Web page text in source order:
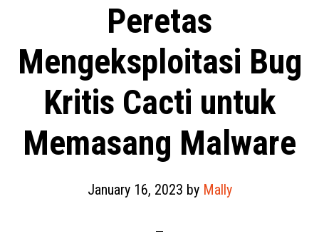
Peretas
Mengeksploitasi Bug
Kritis Cacti untuk
Memasang Malware
January 16, 2023 by Mally